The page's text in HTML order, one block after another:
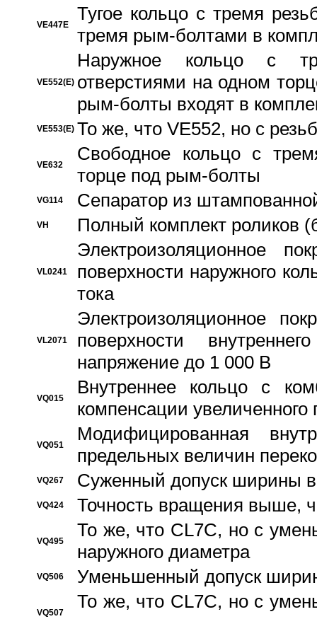
VE447E
Тугое кольцо с тремя
тремя рым-болтами в
VE552(E)
Наружное кольцо с
отверстиями на одном
рым-болты входят в
VE553(E) То же, что VE552, но с
VE632
Свободное кольцо с
торце под рым-болты
VG114 Сепаратор из
VH Полный комплект роликов
VL0241
Электроизоляционное
поверхности наружного
тока
VL2071
Электроизоляционное
поверхности
напряжение до 1 000 В
VQ015
Bнутреннее кольцо с
компенсации увеличенного
VQ051
Модифицированная
предельных величин
VQ267 Суженный допуск ширины
VQ424 Точность вращения выше,
VQ495
То же, что CL7C, но с
наружного диаметра
VQ506 Уменьшенный допуск
VQ507
То же, что CL7C, но с